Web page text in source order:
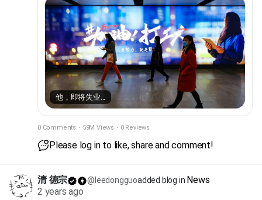
他，即将失业...
0 Comments · 59M Views · 0 Reviews
Please log in to like, share and comment!
清 德宗 @leedongguoadded blog in News
2 years ago